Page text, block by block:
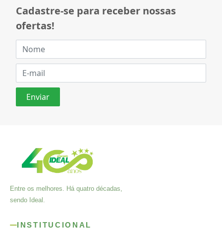
Cadastre-se para receber nossas
ofertas!
Entre os melhores. Há quatro décadas,
sendo Ideal.
INSTITUCIONAL